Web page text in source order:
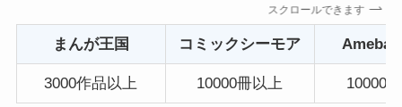
スクロールできます
まんが王国 コミックシーモア Ameba
3000作品以上 10000冊以上 10000